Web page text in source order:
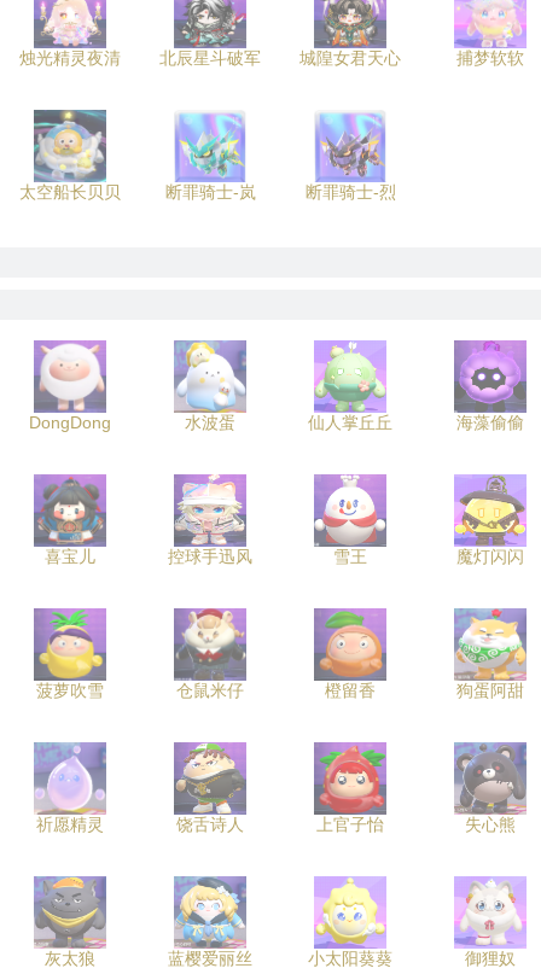
烛光精灵夜清 北辰星斗破军 城隍女君天心 捕梦软软
太空船长贝贝 断罪骑士-岚 断罪骑士-烈
DongDong 水波蛋 仙人掌丘丘 海藻偷偷
喜宝儿 控球手迅风 雪王 魔灯闪闪
菠萝吹雪 仓鼠米仔 橙留香 狗蛋阿甜
祈愿精灵 饶舌诗人 上官子怡 失心熊
灰太狼 蓝樱爱丽丝 小太阳葵葵 御狸奴